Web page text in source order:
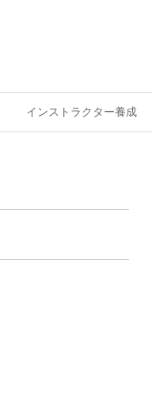
インストラクター養成